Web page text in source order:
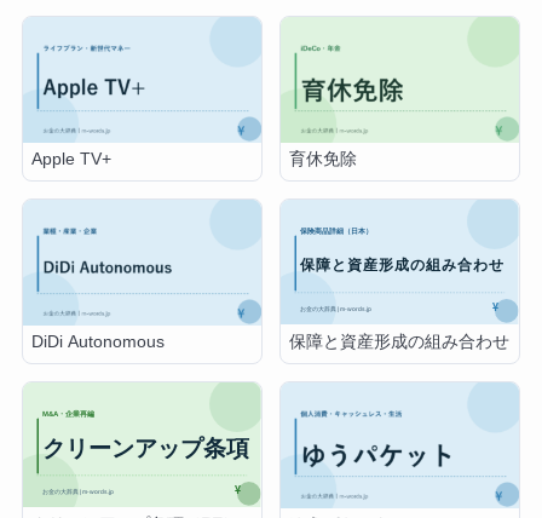
Apple TV+ 育休免除
DiDi Autonomous 保障と資産形成の組み合わせ